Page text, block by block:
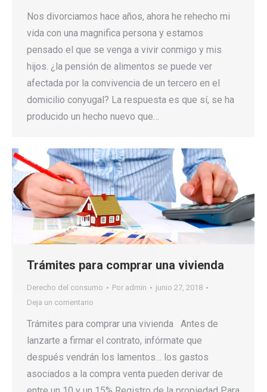
Nos divorciamos hace años, ahora he rehecho mi
vida con una magnifica persona y estamos
pensado el que se venga a vivir conmigo y mis
hijos. ¿la pensión de alimentos se puede ver
afectada por la convivencia de un tercero en el
domicilio conyugal? La respuesta es que sí, se ha
producido un hecho nuevo que…
Trámites para comprar una vivienda
Derecho del consumo Por admin
junio 27, 2018
Deja un comentario
Trámites para comprar una vivienda Antes de
lanzarte a firmar el contrato, infórmate que
después vendrán los lamentos… los gastos
asociados a la compra venta pueden derivar de